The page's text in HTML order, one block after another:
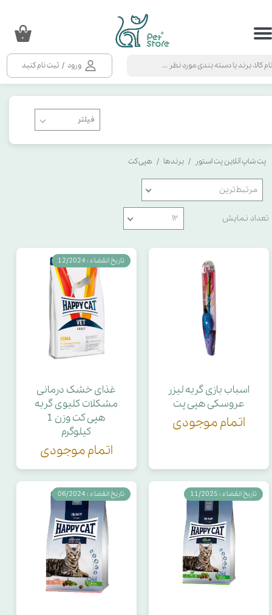
ورود / ثبت نام کنید
حساب کاربری من
سفارشات
۰
پت شاپ آنلاین پت استور برندها هپی کت
مرتبط‌ترین
تعداد نمایش ۱۲
اسباب بازی گربه لیزر
عروسکی هپی پت
اتمام موجودی
غذای خشک درمانی
مشکلات کلیوی گربه
هپی کت وزن 1
کیلوگرم
اتمام موجودی
تاریخ انقضاء : 12/2024
تاریخ انقضاء : 11/2025 تاریخ انقضاء : 06/2024